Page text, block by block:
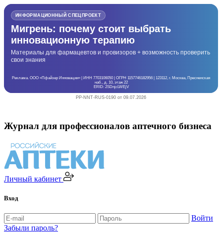
ИНФОРМАЦИОННЫЙ СПЕЦПРОЕКТ
Мигрень: почему стоит выбрать
инновационную терапию
Материалы для фармацевтов и провизоров + возможность проверить
свои знания
Реклама. ООО «Пфайзер Инновации» | ИНН 7703106050 | ОГРН 1157746182956 | 123112, г. Москва, Пресненская
наб., д. 10, этаж 22
ERID: 2SDnjcLWEjV
PP-NNT-RUS-0190 от 09.07.2026
Журнал для профессионалов аптечного бизнеса
Личный кабинет
Вход
Войти
Забыли пароль?